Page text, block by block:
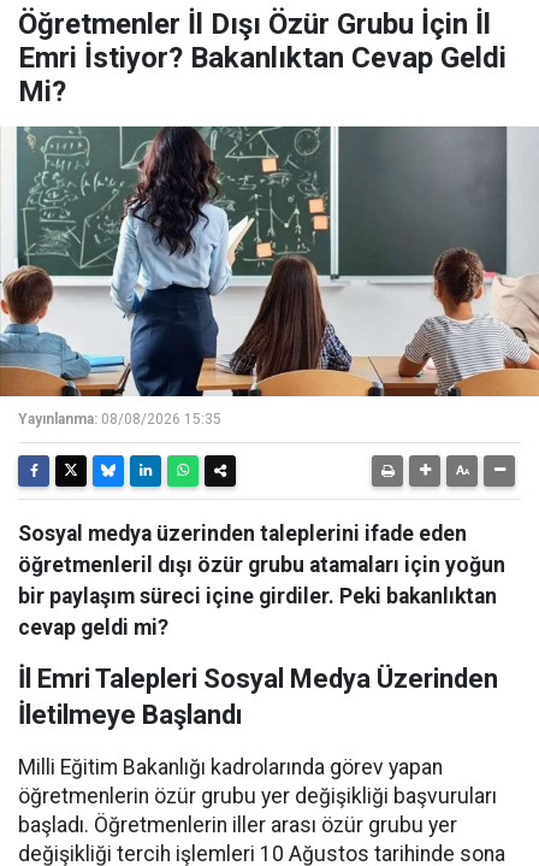
Öğretmenler İl Dışı Özür Grubu İçin İl
Emri İstiyor? Bakanlıktan Cevap Geldi
Mi?
Yayınlanma: 08/08/2026 15:35
Sosyal medya üzerinden taleplerini ifade eden
öğretmenleril dışı özür grubu atamaları için yoğun
bir paylaşım süreci içine girdiler. Peki bakanlıktan
cevap geldi mi?
İl Emri Talepleri Sosyal Medya Üzerinden
İletilmeye Başlandı
Milli Eğitim Bakanlığı kadrolarında görev yapan
öğretmenlerin özür grubu yer değişikliği başvuruları
başladı. Öğretmenlerin iller arası özür grubu yer
değişikliği tercih işlemleri 10 Ağustos tarihinde sona